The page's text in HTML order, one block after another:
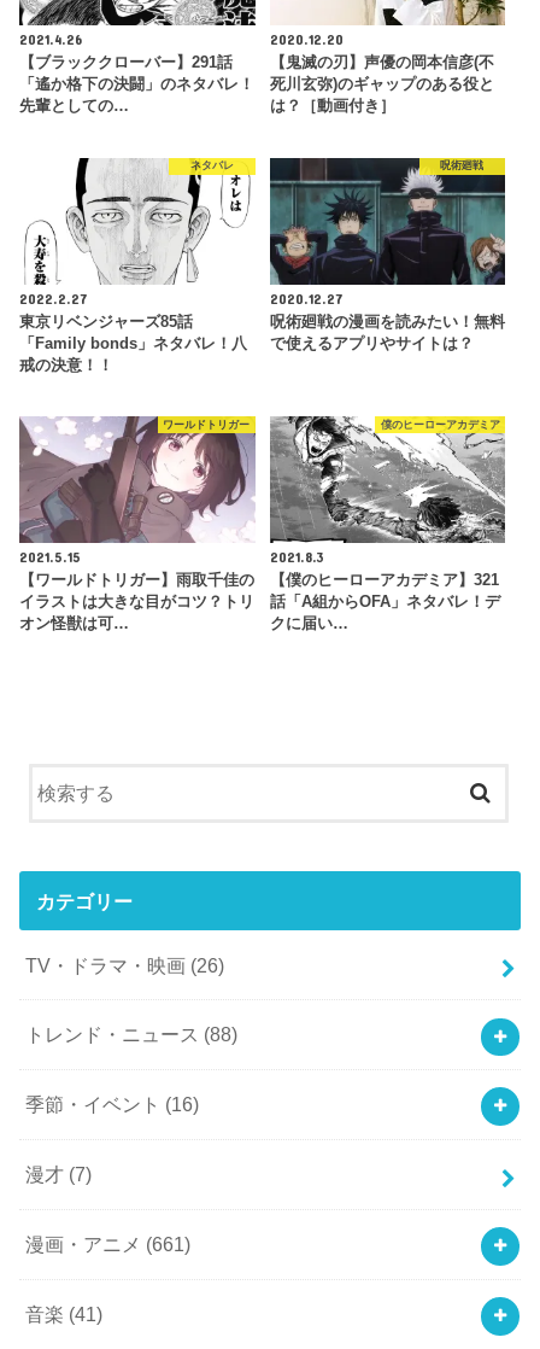
2021.4.26
【ブラッククローバー】291話
「遙か格下の決闘」のネタバレ！
先輩としての…
2020.12.20
【鬼滅の刃】声優の岡本信彦(不
死川玄弥)のギャップのある役と
は？［動画付き］
ネタバレ
2022.2.27
東京リベンジャーズ85話
「Family bonds」ネタバレ！八
戒の決意！！
呪術廻戦
2020.12.27
呪術廻戦の漫画を読みたい！無料
で使えるアプリやサイトは？
ワールドトリガー
2021.5.15
【ワールドトリガー】雨取千佳の
イラストは大きな目がコツ？トリ
オン怪獣は可…
僕のヒーローアカデミア
2021.8.3
【僕のヒーローアカデミア】321
話「A組からOFA」ネタバレ！デ
クに届い…
カテゴリー
TV・ドラマ・映画 (26)
トレンド・ニュース (88)
季節・イベント (16)
漫才 (7)
漫画・アニメ (661)
音楽 (41)